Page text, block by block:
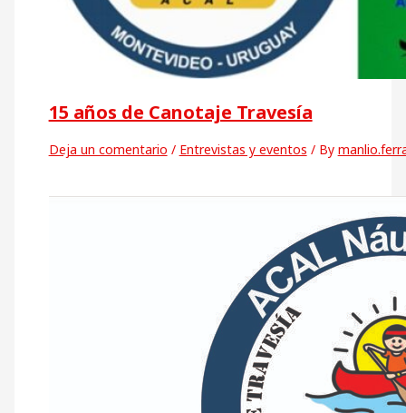
15 años de Canotaje Travesía
Deja un comentario / Entrevistas y eventos / By